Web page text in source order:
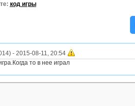
код игры
- 2015-08-11, 20:54
то в нее играл